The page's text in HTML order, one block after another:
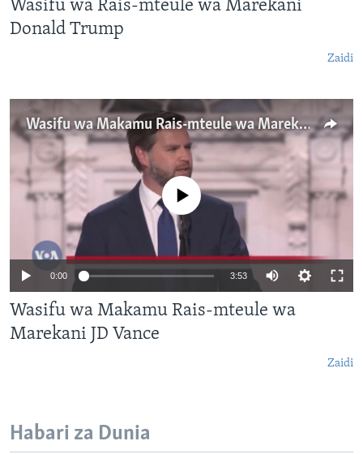
Wasifu wa Rais-mteule wa Marekani
Donald Trump
Zaidi
Wasifu wa Makamu Rais-mteule wa Marekani JD Vance
No media source currently available
0:00 3:53
Wasifu wa Makamu Rais-mteule wa
Marekani JD Vance
Zaidi
Habari za Dunia